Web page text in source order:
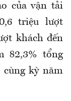
của vận tải
triệu lượt
khách đến
82,3% tổng
cùng kỳ năm